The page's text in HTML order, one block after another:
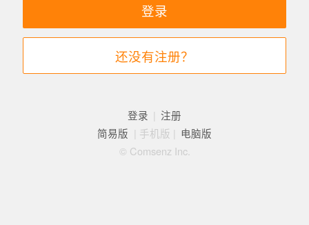
登录
还没有注册？
登录
注册
简易版
手机版
电脑版
© Comsenz Inc.